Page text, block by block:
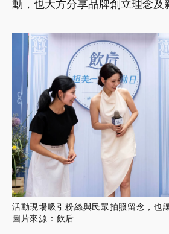
動，也大方分享品牌創立理念及
活動現場吸引粉絲與民眾拍照留念，也
圖片來源：飲后